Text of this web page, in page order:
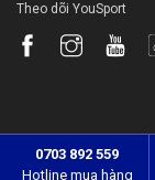
0703 892 559
Hotline mua hàng
Theo dõi YouSport